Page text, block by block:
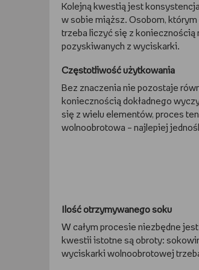
Kolejną kwestią jest
w sobie miąższ. Osobom,
trzeba liczyć się z koniecznością
pozyskiwanych z wyciskarki.
Częstotliwość użytkowania
Bez znaczenia nie pozostaje
koniecznością dokładnego
się z wielu elementów, proces
wolnoobrotowa – najlepiej
Ilość otrzymywanego soku
W całym procesie niezbędne
kwestii istotne są obroty:
wyciskarki wolnoobrotowej